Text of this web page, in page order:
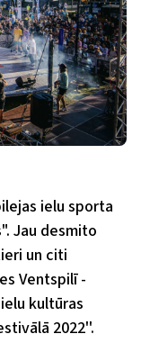
ielu sporta
Jau desmito
un citi
Ventspilī -
kultūras
2022''.